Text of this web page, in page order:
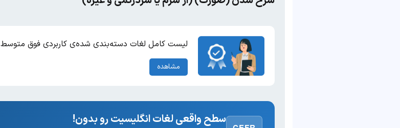
لیست کامل لغات دسته‌بندی شده‌ی کاربردی فوق متوسط
مشاهده
سطح واقعی لغات انگلیسیت رو بدون!